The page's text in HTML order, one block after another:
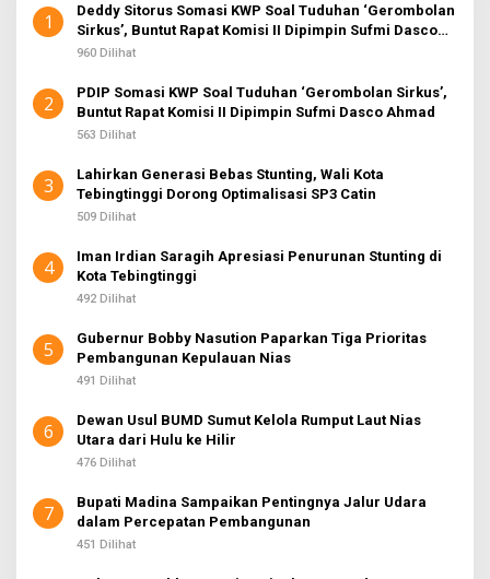
1
Deddy Sitorus Somasi KWP Soal Tuduhan ‘Gerombolan
Sirkus’, Buntut Rapat Komisi II Dipimpin Sufmi Dasco
Ahmad
960 Dilihat
2
PDIP Somasi KWP Soal Tuduhan ‘Gerombolan Sirkus’,
Buntut Rapat Komisi II Dipimpin Sufmi Dasco Ahmad
563 Dilihat
3
Lahirkan Generasi Bebas Stunting, Wali Kota
Tebingtinggi Dorong Optimalisasi SP3 Catin
509 Dilihat
4
Iman Irdian Saragih Apresiasi Penurunan Stunting di
Kota Tebingtinggi
492 Dilihat
5
Gubernur Bobby Nasution Paparkan Tiga Prioritas
Pembangunan Kepulauan Nias
491 Dilihat
6
Dewan Usul BUMD Sumut Kelola Rumput Laut Nias
Utara dari Hulu ke Hilir
476 Dilihat
7
Bupati Madina Sampaikan Pentingnya Jalur Udara
dalam Percepatan Pembangunan
451 Dilihat